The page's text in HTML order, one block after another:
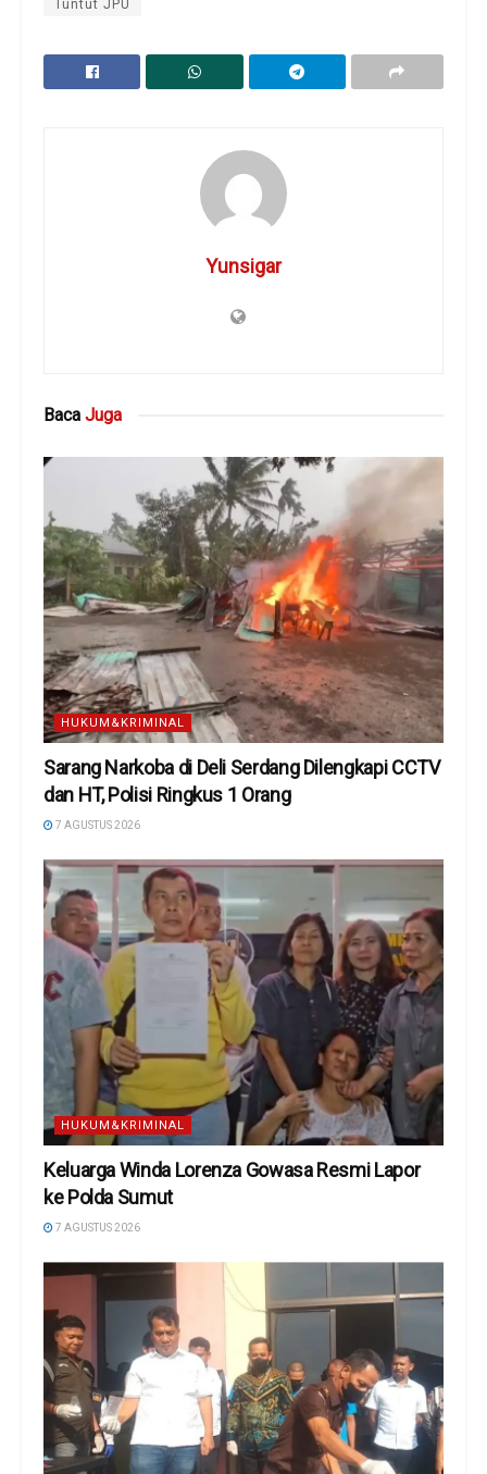
Tuntut JPU
Yunsigar
Baca Juga
HUKUM&KRIMINAL
Sarang Narkoba di Deli Serdang Dilengkapi CCTV
dan HT, Polisi Ringkus 1 Orang
7 AGUSTUS 2026
HUKUM&KRIMINAL
Keluarga Winda Lorenza Gowasa Resmi Lapor
ke Polda Sumut
7 AGUSTUS 2026